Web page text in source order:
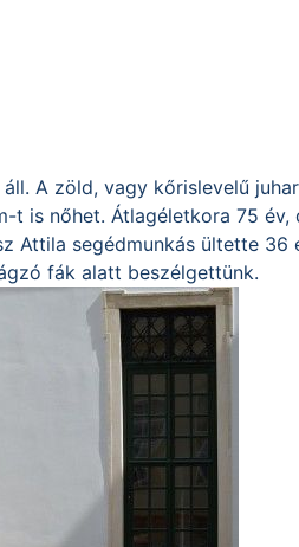
A zöld, vagy kőrislevelű
t is nőhet. Átlagéletkora 75 év,
Attila segédmunkás ültette 36
fák alatt beszélgettünk.